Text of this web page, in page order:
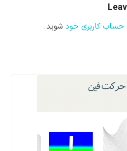
حساب کاربری خود شوید.